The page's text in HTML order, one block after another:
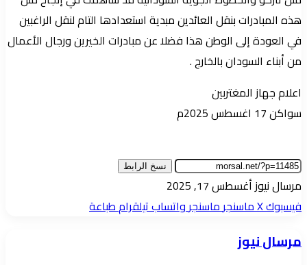
هذه المبادرات بنقل العائدين مبدية استعدادها التام لنقل الراغبين
في العودة إلى الوطن هذا فضلا عن مبادرات الخيرين ورجال الأعمال
من أبناء السودان بالخارج .
اعلام جهاز المغتربين
سواكن 17 اغسطس 2025م
نسخ الرابط
مرسال نيوزأرسل
بريدا
أغسطس 17, 2025
فيسبوك‫Xماسنجرماسنجرواتسابتيلقرامطباعة
مرسال نيوز